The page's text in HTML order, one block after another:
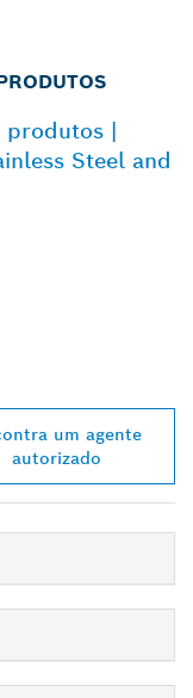
produtos |
Steel and
um agente
autorizado